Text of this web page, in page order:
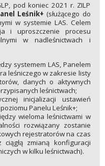
pod koniec 2021 r. ZILP
Leśnik+ (służącego do
w systemie LAS. Celem
i uproszczenie procesu
w nadleśnictwach i
systemem LAS, Panelem
leśniczego w zakresie listy
danych o aktywnych
leśnictwach;
inicjalizacji ustawień
Panelu Leśnik+;
wieloma leśnictwami w
rozwiązany zostanie
rejestratorów na czas
zmianą konfiguracji
w kilku leśnictwach).